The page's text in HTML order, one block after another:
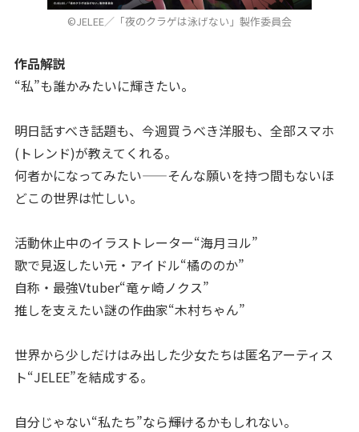
©JELEE／「夜のクラゲは泳げない」製作委員会
作品解説
“私”も誰かみたいに輝きたい。
明日話すべき話題も、今週買うべき洋服も、全部スマホ
(トレンド)が教えてくれる。
何者かになってみたい——そんな願いを持つ間もないほ
どこの世界は忙しい。
活動休止中のイラストレーター“海月ヨル”
歌で見返したい元・アイドル“橘ののか”
自称・最強Vtuber“竜ヶ崎ノクス”
推しを支えたい謎の作曲家“木村ちゃん”
世界から少しだけはみ出した少女たちは匿名アーティス
ト“JELEE”を結成する。
自分じゃない“私たち”なら――輝けるかもしれない。